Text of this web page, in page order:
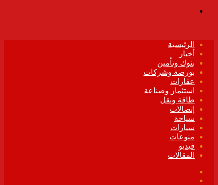
الرئيسية
أخبار
بنوك وتأمين
بورصة وشركات
عقارات
استثمار وصناعة
طاقة ونقل
إتصالات
سياحة
سيارات
منوعات
فيديو
المقالات